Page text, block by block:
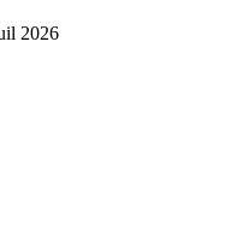
2026